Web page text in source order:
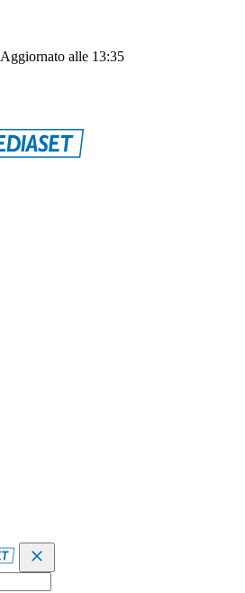
Aggiornato alle 13:35